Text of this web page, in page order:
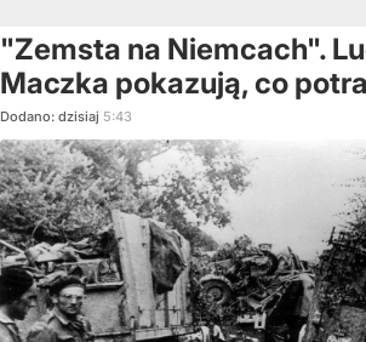
"Zemsta na Niemcach".
Maczka pokazują, co
Dodano: dzisiaj 5:43